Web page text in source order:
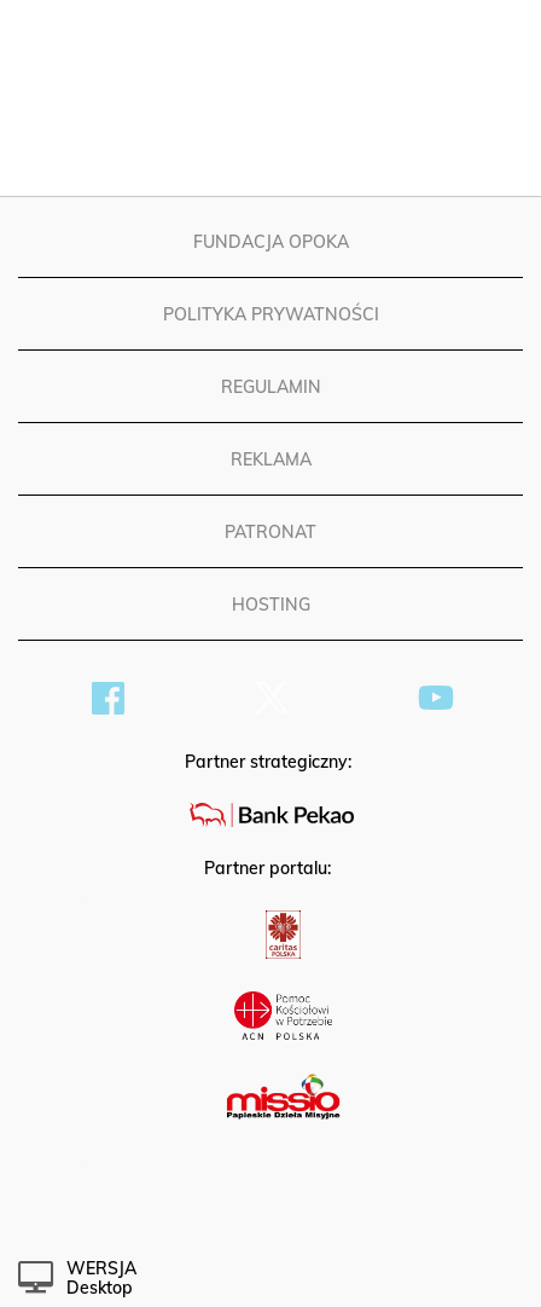
FUNDACJA OPOKA
POLITYKA PRYWATNOŚCI
REGULAMIN
REKLAMA
PATRONAT
HOSTING
Partner strategiczny:
Partner portalu:
WERSJA
Desktop